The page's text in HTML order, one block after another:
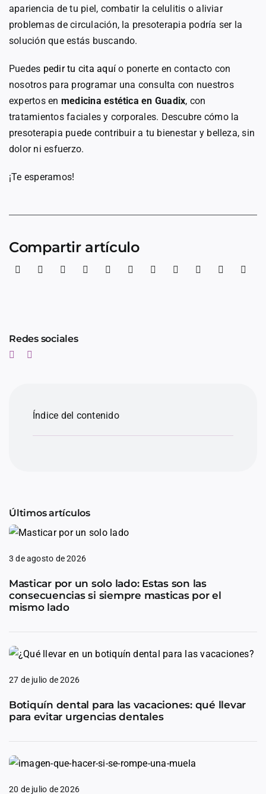
apariencia de tu piel, combatir la celulitis o aliviar
problemas de circulación, la presoterapia podría ser la
solución que estás buscando.
Puedes pedir tu cita aquí o ponerte en contacto con
nosotros para programar una consulta con nuestros
expertos en medicina estética en Guadix, con
tratamientos faciales y corporales. Descubre cómo la
presoterapia puede contribuir a tu bienestar y belleza, sin
dolor ni esfuerzo.
¡Te esperamos!
Compartir artículo
Redes sociales
Índice del contenido
Últimos artículos
3 de agosto de 2026
Masticar por un solo lado: Estas son las
consecuencias si siempre masticas por el
mismo lado
27 de julio de 2026
Botiquín dental para las vacaciones: qué llevar
para evitar urgencias dentales
20 de julio de 2026